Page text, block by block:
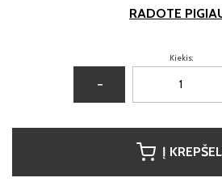
RADOTE
Kiekis:
−
Į